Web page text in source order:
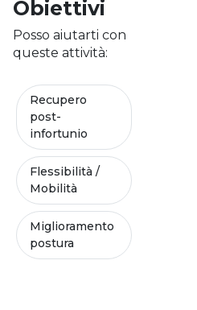
Obiettivi
Posso aiutarti con
queste attività:
Recupero
post-
infortunio
Flessibilità /
Mobilità
Miglioramento
postura